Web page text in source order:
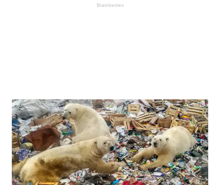
Brainberries